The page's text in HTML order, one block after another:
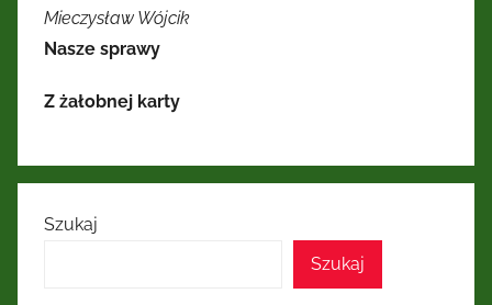
Mieczysław Wójcik
Nasze sprawy
Z żałobnej karty
Szukaj
Szukaj